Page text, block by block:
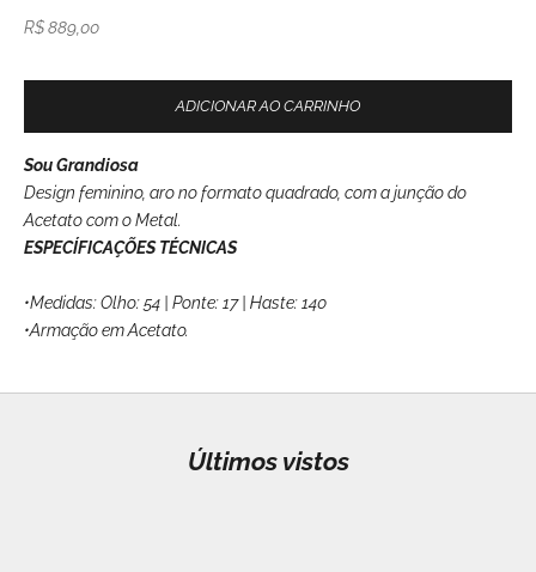
Preço promocional
R$ 889,00
ADICIONAR AO CARRINHO
Sou Grandiosa
Design feminino, aro no formato quadrado, com a junção do
Acetato com o Metal.
ESPECÍFICAÇÕES TÉCNICAS
•Medidas: Olho: 54 | Ponte: 17 | Haste: 140
•Armação em Acetato.
Últimos vistos